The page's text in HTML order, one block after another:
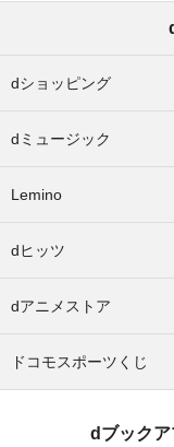
dショッピング
dミュージック
Lemino
dヒッツ
dアニメストア
ドコモスポーツくじ
dブックア